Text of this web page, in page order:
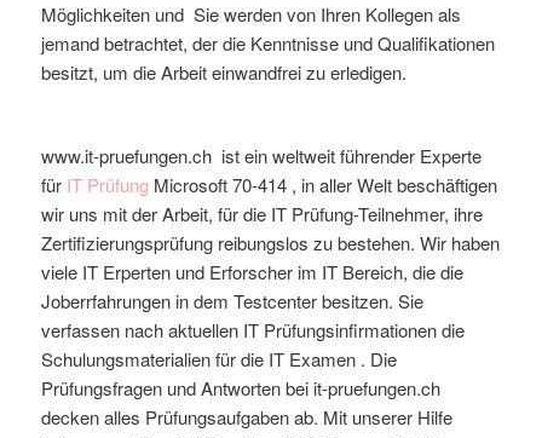
Möglichkeiten und Sie werden von Ihren Kollegen als
jemand betrachtet, der die Kenntnisse und Qualifikationen
besitzt, um die Arbeit einwandfrei zu erledigen.
www.it-pruefungen.ch ist ein weltweit führender Experte
für IT Prüfung Microsoft70-414 , in aller Welt beschäftigen
wir uns mit der Arbeit, für die IT Prüfung-Teilnehmer, ihre
Zertifizierungsprüfung reibungslos zu bestehen. Wir haben
viele IT Erperten und Erforscher im IT Bereich, die die
Joberrfahrungen in dem Testcenter besitzen. Sie
verfassen nach aktuellen IT Prüfungsinfirmationen die
Schulungsmaterialien für die IT Examen . Die
Prüfungsfragen und Antworten bei it-pruefungen.ch
decken alles Prüfungsaufgaben ab. Mit unserer Hilfe